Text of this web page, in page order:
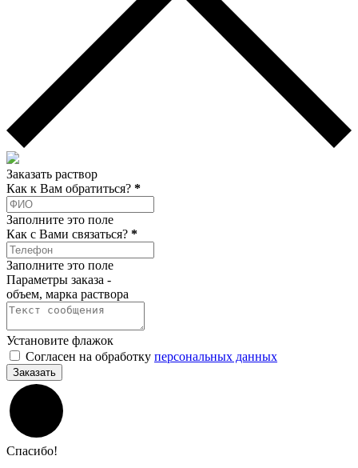
Заказать раствор
Как к Вам обратиться? *
Заполните это поле
Как c Вами связаться? *
Заполните это поле
Параметры заказа -
объем, марка раствора
Установите флажок
Согласен на обработку персональных данных
Заказать
Спасибо!